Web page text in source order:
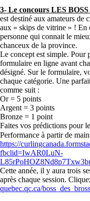
3- Le concours LES
est destiné aux amateurs de
aux « skips de vitrine » ! En
personne qui connait le
chanceux de la province.
Le concept est simple.
formulaire en ligne avant
désigné. Sur le formulaire,
chaque catégorie. Une
comme suit :
Or = 5 points
Argent = 3 points
Bronze = 1 point
Faites vos prédictions pour
Performance à partir de
https://
fbclid=IwAR0LuN-
Cette année, il y aura trois
après chaque session.
quebec.qc.ca/